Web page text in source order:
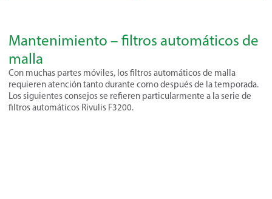
Mantenimiento – filtros automáticos de
malla
Con muchas partes móviles, los filtros automáticos de malla
requieren atención tanto durante como después de la temporada.
Los siguientes consejos se refieren particularmente a la serie de
filtros automáticos Rivulis F3200.